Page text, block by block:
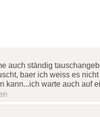
auch ständig
baer ich weiss es
kann...ich warte auch auf